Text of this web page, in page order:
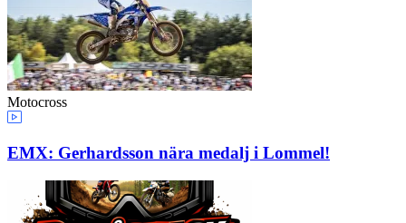
Motocross
EMX: Gerhardsson nära medalj i Lommel!